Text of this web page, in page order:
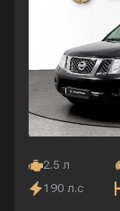
2.5 л
190 л.с